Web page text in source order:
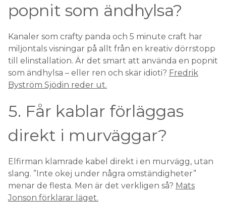
popnit som ändhylsa?
Kanaler som crafty panda och 5 minute craft har
miljontals visningar på allt från en kreativ dörrstopp
till elinstallation. Är det smart att använda en popnit
som ändhylsa – eller ren och skär idioti? Fredrik
Byström Sjödin reder ut.
5. Får kablar förläggas
direkt i murväggar?
Elfirman klamrade kabel direkt i en murvägg, utan
slang. ”Inte okej under några omständigheter”
menar de flesta. Men är det verkligen så? Mats
Jonson förklarar läget.